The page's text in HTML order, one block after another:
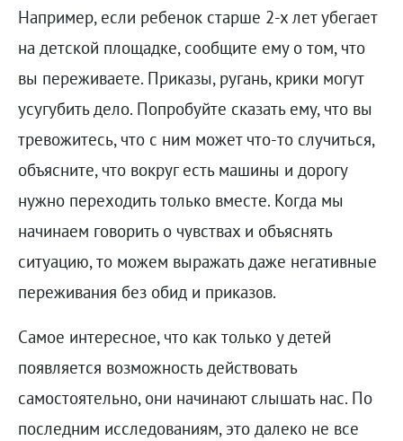
Например, если ребенок старше 2-х лет убегает
на детской площадке, сообщите ему о том, что
вы переживаете. Приказы, ругань, крики могут
усугубить дело. Попробуйте сказать ему, что вы
тревожитесь, что с ним может что-то случиться,
объясните, что вокруг есть машины и дорогу
нужно переходить только вместе. Когда мы
начинаем говорить о чувствах и объяснять
ситуацию, то можем выражать даже негативные
переживания без обид и приказов.
Самое интересное, что как только у детей
появляется возможность действовать
самостоятельно, они начинают слышать нас. По
последним исследованиям, это далеко не все